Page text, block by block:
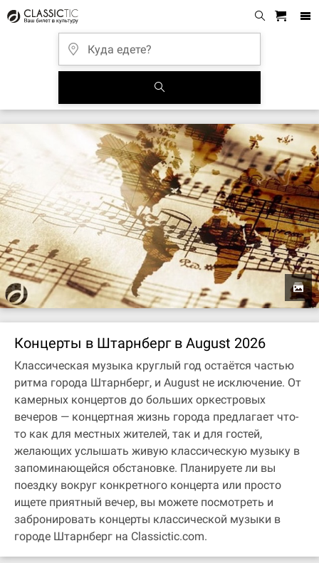
Концерты в Штарнберг в August 2026
Классическая музыка круглый год остаётся частью
ритма города Штарнберг, и August не исключение. От
камерных концертов до больших оркестровых
вечеров — концертная жизнь города предлагает что-
то как для местных жителей, так и для гостей,
желающих услышать живую классическую музыку в
запоминающейся обстановке. Планируете ли вы
поездку вокруг конкретного концерта или просто
ищете приятный вечер, вы можете посмотреть и
забронировать концерты классической музыки в
городе Штарнберг на Classictic.com.